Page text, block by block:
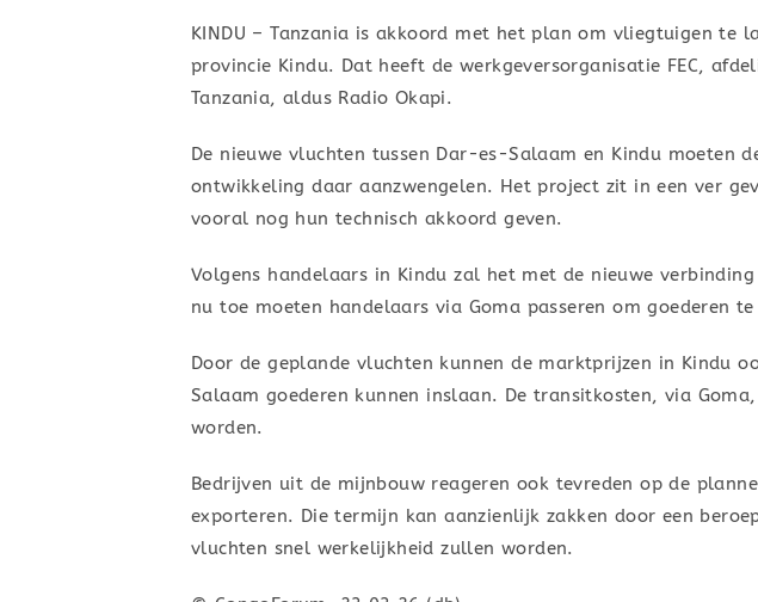
KINDU – Tanzania is akkoord met het plan om vliegtuigen
provincie Kindu. Dat heeft de werkgeversorganisatie FEC,
Tanzania, aldus Radio Okapi.
De nieuwe vluchten tussen Dar-es-Salaam en Kindu moeten
ontwikkeling daar aanzwengelen. Het project zit in een ver
vooral nog hun technisch akkoord geven.
Volgens handelaars in Kindu zal het met de nieuwe
nu toe moeten handelaars via Goma passeren om goederen
Door de geplande vluchten kunnen de marktprijzen in Kindu
Salaam goederen kunnen inslaan. De transitkosten, via
worden.
Bedrijven uit de mijnbouw reageren ook tevreden op de
exporteren. Die termijn kan aanzienlijk zakken door een
vluchten snel werkelijkheid zullen worden.